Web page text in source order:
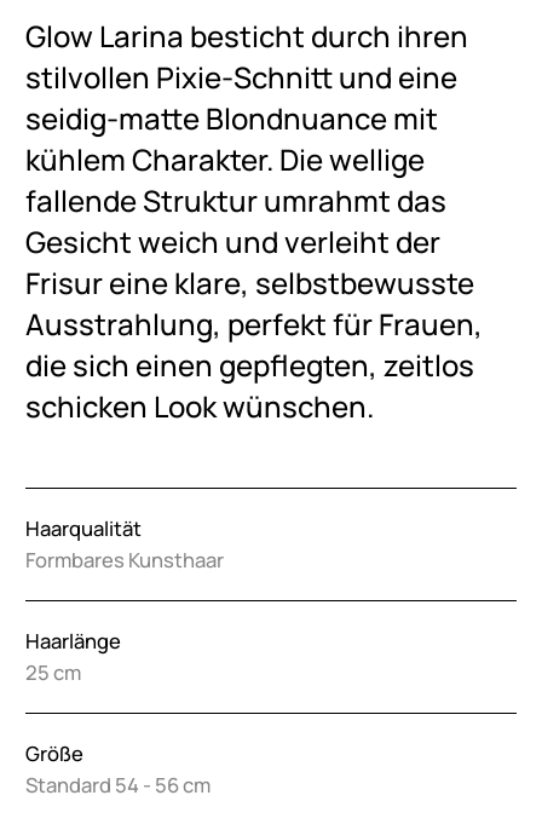
Kontakt
Glow Larina besticht durch ihren
stilvollen Pixie-Schnitt und eine
seidig-matte Blondnuance mit
kühlem Charakter. Die wellige
fallende Struktur umrahmt das
Gesicht weich und verleiht der
Frisur eine klare, selbstbewusste
Ausstrahlung, perfekt für Frauen,
die sich einen gepflegten, zeitlos
schicken Look wünschen.
Haarqualität
Formbares Kunsthaar
Haarlänge
25 cm
Größe
Standard 54 - 56 cm